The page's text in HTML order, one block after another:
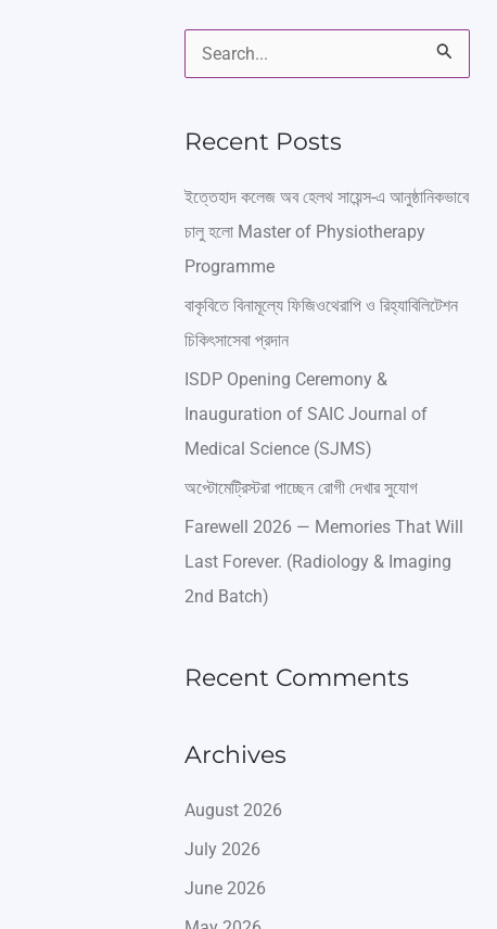
a
c
o
r
:
Recent Posts
ইত্তেহাদ কলেজ অব হেলথ সায়েন্স-এ আনুষ্ঠানিকভাবে
চালু হলো Master of Physiotherapy
Programme
বাকৃবিতে বিনামূল্যে ফিজিওথেরাপি ও রিহ্যাবিলিটেশন
চিকিৎসাসেবা প্রদান
ISDP Opening Ceremony &
Inauguration of SAIC Journal of
Medical Science (SJMS)
অপ্টোমেট্রিস্টরা পাচ্ছেন রোগী দেখার সুযোগ
Farewell 2026 — Memories That Will
Last Forever. (Radiology & Imaging
2nd Batch)
Recent Comments
Archives
August 2026
July 2026
June 2026